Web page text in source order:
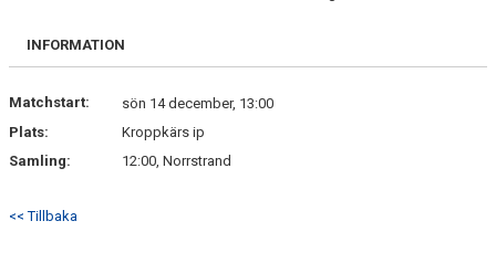
DOKUMENT
INFORMATION
Matchstart:
sön 14 december, 13:00
Plats:
Kroppkärs ip
Samling:
12:00, Norrstrand
<< Tillbaka